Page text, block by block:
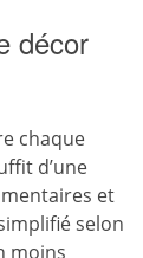
décor
chaque
d’une
et
selon
moins